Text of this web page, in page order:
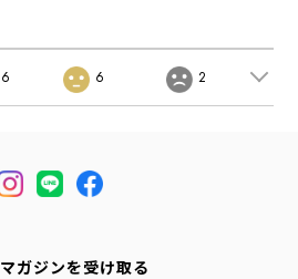
6 2
ガジンを受け取る